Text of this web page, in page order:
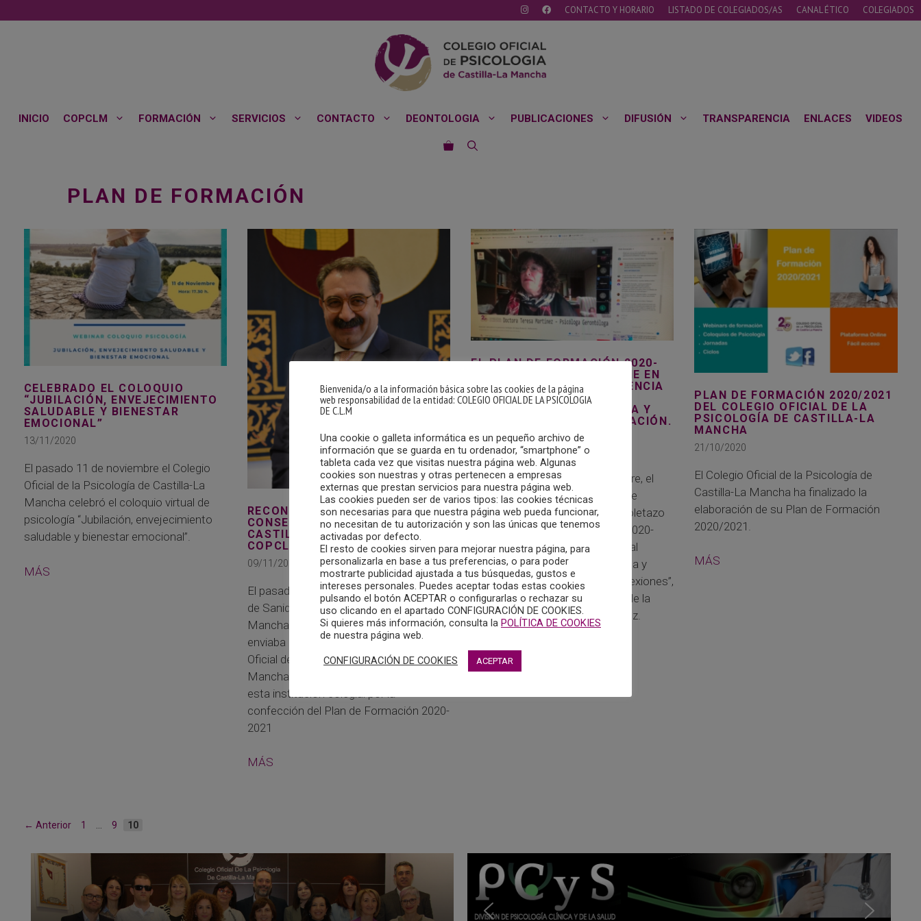
al
CONTACTO Y HORARIO LISTADO DE COLEGIADOS/AS CANAL ÉTICO COLEGIADOS
INICIO COPCLM FORMACIÓN SERVICIOS CONTACTO DEONTOLOGIA PUBLICACIONES DIFUSIÓN TRANSPARENCIA ENLACES VIDEOS
PLAN DE FORMACIÓN
CELEBRADO EL COLOQUIO
“JUBILACIÓN, ENVEJECIMIENTO
SALUDABLE Y BIENESTAR
EMOCIONAL”
13/11/2020
El pasado 11 de noviembre el Colegio
Oficial de la Psicología de Castilla-La
Mancha celebró el coloquio virtual de
psicología “Jubilación, envejecimiento
saludable y bienestar emocional”.
MÁS
RECONOCIMIENTO DEL
CONSEJERO DE SANIDAD DE
CASTILLA-LA MANCHA AL
COPCLM
09/11/2020
El pasado 6 de noviembre, el Consejero
de Sanidad del Gobierno de Castilla-La
Mancha, Jesús Fernández Sanz,
enviaba un correo electrónico al Colegio
Oficial de la Psicología de Castilla-La
Mancha, agradeciendo el trabajo de
esta institución colegial por la
confección del Plan de Formación 2020-
2021
MÁS
EL PLAN DE FORMACIÓN 2020-
2021 DEL COPCLM SE PONE EN
MARCHA CON LA CONFERENCIA
INAUGURAL “ATENCIÓN
CENTRADA EN LA PERSONA Y
CUIDADOS DE LARGA DURACIÓN.
REFLEXIONES”
05/11/2020
El pasado martes, 3 de noviembre, el
Colegio Oficial de la Psicología de
Castilla-La Mancha daba el pistoletazo
de salida al Plan de Formación 2020-
2021 con la conferencia inaugural
“Atención Centrada en la Persona y
cuidados de larga duración. Reflexiones”,
a cargo la Doctora en Ciencias de la
Salud, Teresa Martínez Rodríguez.
MÁS
PLAN DE FORMACIÓN 2020/2021
DEL COLEGIO OFICIAL DE LA
PSICOLOGÍA DE CASTILLA-LA
MANCHA
21/10/2020
El Colegio Oficial de la Psicología de
Castilla-La Mancha ha finalizado la
elaboración de su Plan de Formación
2020/2021.
MÁS
← Anterior Página
1 Página
9 Página
10
Bienvenida/o a la información básica sobre las cookies de la página
web responsabilidad de la entidad: COLEGIO OFICIAL DE LA PSICOLOGIA
DE C.L.M
Una cookie o galleta informática es un pequeño archivo de
información que se guarda en tu ordenador, “smartphone” o
tableta cada vez que visitas nuestra página web. Algunas
cookies son nuestras y otras pertenecen a empresas
externas que prestan servicios para nuestra página web.
Las cookies pueden ser de varios tipos: las cookies técnicas
son necesarias para que nuestra página web pueda funcionar,
no necesitan de tu autorización y son las únicas que tenemos
activadas por defecto.
El resto de cookies sirven para mejorar nuestra página, para
personalizarla en base a tus preferencias, o para poder
mostrarte publicidad ajustada a tus búsquedas, gustos e
intereses personales. Puedes aceptar todas estas cookies
pulsando el botón ACEPTAR o configurarlas o rechazar su
uso clicando en el apartado CONFIGURACIÓN DE COOKIES.
Si quieres más información, consulta la POLÍTICA DE COOKIES
de nuestra página web.
CONFIGURACIÓN DE COOKIES ACEPTAR